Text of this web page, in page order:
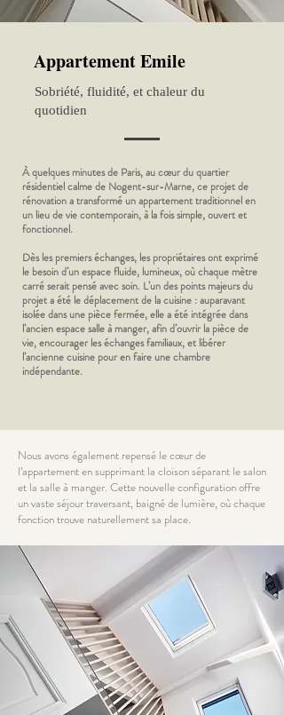
Appartement Emile
Sobriété, fluidité, et chaleur du
quotidien
À quelques minutes de Paris, au cœur du quartier
résidentiel calme de Nogent-sur-Marne, ce projet de
rénovation a transformé un appartement traditionnel en
un lieu de vie contemporain, à la fois simple, ouvert et
fonctionnel.
Dès les premiers échanges, les propriétaires ont exprimé
le besoin d’un espace fluide, lumineux, où chaque mètre
carré serait pensé avec soin. L’un des points majeurs du
projet a été le déplacement de la cuisine : auparavant
isolée dans une pièce fermée, elle a été intégrée dans
l’ancien espace salle à manger, afin d’ouvrir la pièce de
vie, encourager les échanges familiaux, et libérer
l’ancienne cuisine pour en faire une chambre
indépendante.
Nous avons également repensé le cœur de
l’appartement en supprimant la cloison séparant le salon
et la salle à manger. Cette nouvelle configuration offre
un vaste séjour traversant, baigné de lumière, où chaque
fonction trouve naturellement sa place.